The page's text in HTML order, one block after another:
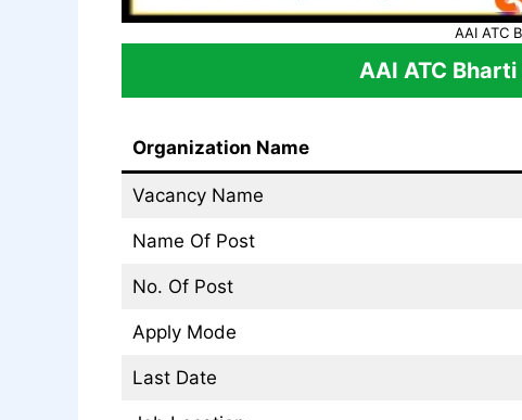
AAI ATC
AAI ATC
Organization Name
Vacancy Name
Name Of Post
No. Of Post
Apply Mode
Last Date